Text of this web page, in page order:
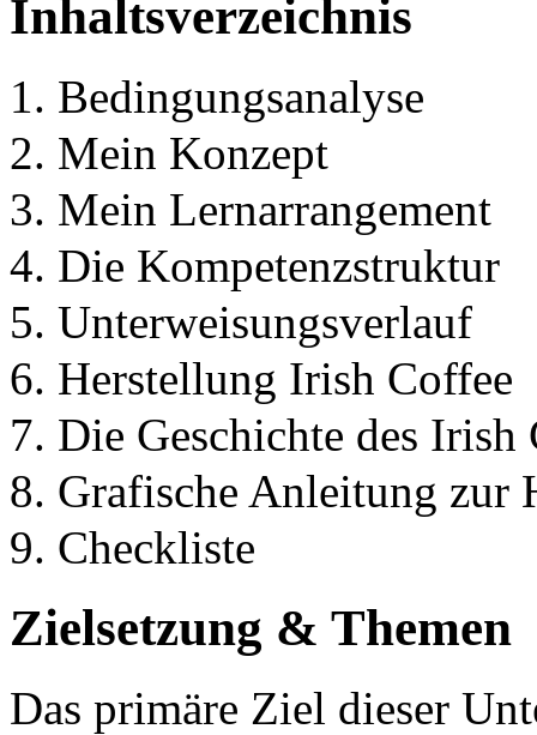
Inhaltsverzeichnis
1. Bedingungsanalyse
2. Mein Konzept
3. Mein Lernarrangement
4. Die Kompetenzstruktur
5. Unterweisungsverlauf
6. Herstellung Irish Coffee
7. Die Geschichte des Irish
8. Grafische Anleitung zur
9. Checkliste
Zielsetzung & Themen
Das primäre Ziel dieser